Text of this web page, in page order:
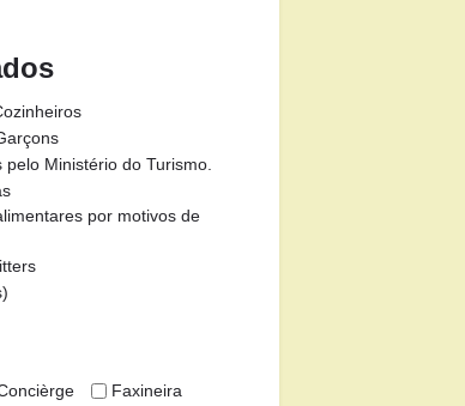
Ministério do Turismo.
por motivos de
Faxineira